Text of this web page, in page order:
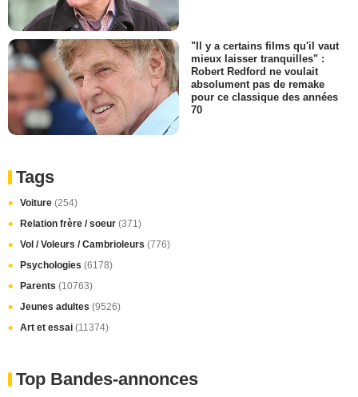
"Il y a certains films qu'il vaut
mieux laisser tranquilles" :
Robert Redford ne voulait
absolument pas de remake
pour ce classique des années
70
Tags
Voiture (254)
Relation frère / soeur (371)
Vol / Voleurs / Cambrioleurs (776)
Psychologies (6178)
Parents (10763)
Jeunes adultes (9526)
Art et essai (11374)
Top Bandes-annonces